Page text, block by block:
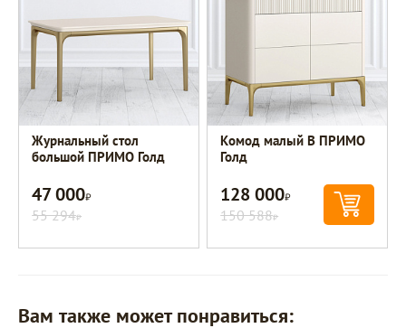
Журнальный стол
большой ПРИМО Голд
47 000Р
55 294Р
Комод малый B ПРИМО
Голд
128 000Р
150 588Р
Вам также может понравиться: